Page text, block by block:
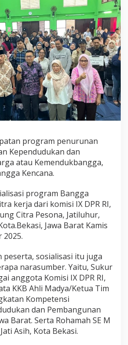
a
B
e
r
s
a
m
a
M
i
r
a
e
r
j
a
S
o
i
a
l
i
s
a
i
P
o
g
r
a
m
B
program penurunan
Kependudukan dan
atau Kemendukbangga,
Kencana.
program Bangga
kerja dari komisi IX DPR RI,
Citra Pesona, Jatiluhur,
Jawa Barat Kamis
2025.
sosialisasi itu juga
narasumber. Yaitu, Sukur
anggota Komisi IX DPR RI,
KKB Ahli Madya/Ketua Tim
Kompetensi
dan Pembangunan
Barat. Serta Rohamah SE M
Asih, Kota Bekasi.